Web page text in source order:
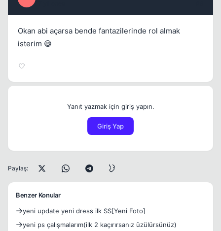
Okan abi açarsa bende fantazilerinde rol almak
isterim 😄
Yanıt yazmak için giriş yapın.
Giriş Yap
Paylaş:
Benzer Konular
yeni update yeni dress ilk SS[Yeni Foto]
yeni ps çalışmalarım(ilk 2 kaçırırsanız üzülürsünüz)